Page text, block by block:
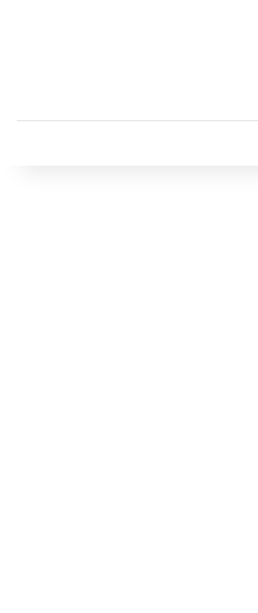
المظلم